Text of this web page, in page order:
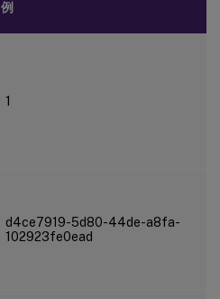
例
1
d4ce7919-5d80-44de-a8fa-
102923fe0ead